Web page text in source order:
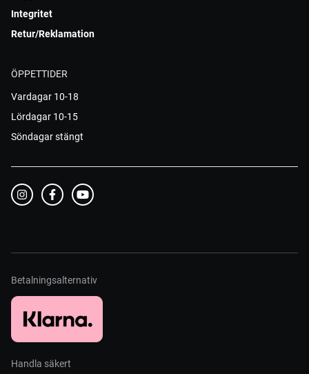
Integritet
Retur/Reklamation
ÖPPETTIDER
Vardagar 10-18
Lördagar 10-15
Söndagar stängt
Betalningsalternativ
Handla säkert